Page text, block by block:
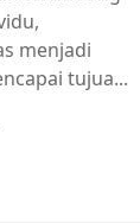
menjadi
tujua...